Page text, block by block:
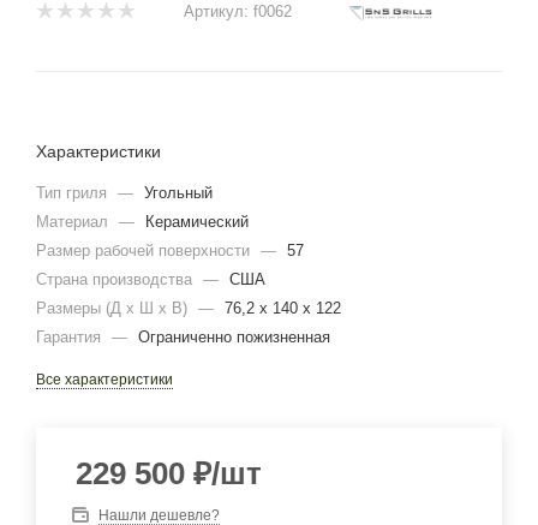
Артикул: f0062
Характеристики
Тип гриля — Угольный
Материал
—
Керамический
Размер рабочей поверхности — 57
Страна производства — США
Размеры (Д х Ш х В) — 76,2 х 140 х 122
Гарантия
— Ограниченно пожизненная
Все характеристики
229 500 ₽/шт
Нашли дешевле?